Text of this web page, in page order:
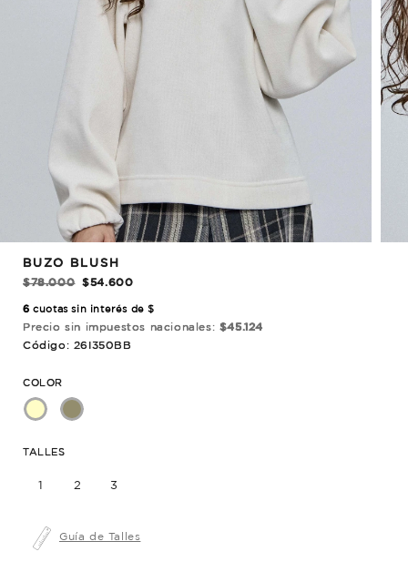
BUZO BLUSH
$78.000
$54.600
6 cuotas sin interés de $
Precio sin impuestos nacionales: $45.124
Código: 26I350BB
COLOR
TALLES
1 2 3
Guía de Talles